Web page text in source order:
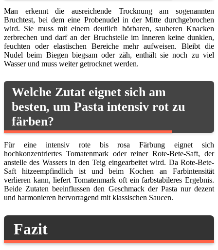
Man erkennt die ausreichende Trocknung am sogenannten
Bruchtest, bei dem eine Probenudel in der Mitte durchgebrochen
wird. Sie muss mit einem deutlich hörbaren, sauberen Knacken
zerbrechen und darf an der Bruchstelle im Inneren keine dunklen,
feuchten oder elastischen Bereiche mehr aufweisen. Bleibt die
Nudel beim Biegen biegsam oder zäh, enthält sie noch zu viel
Wasser und muss weiter getrocknet werden.
Welche Zutat eignet sich am
besten, um Pasta intensiv rot zu
färben?
Für eine intensiv rote bis rosa Färbung eignet sich
hochkonzentriertes Tomatenmark oder reiner Rote-Bete-Saft, der
anstelle des Wassers in den Teig eingearbeitet wird. Da Rote-Bete-
Saft hitzeempfindlich ist und beim Kochen an Farbintensität
verlieren kann, liefert Tomatenmark oft ein farbstabileres Ergebnis.
Beide Zutaten beeinflussen den Geschmack der Pasta nur dezent
und harmonieren hervorragend mit klassischen Saucen.
Fazit